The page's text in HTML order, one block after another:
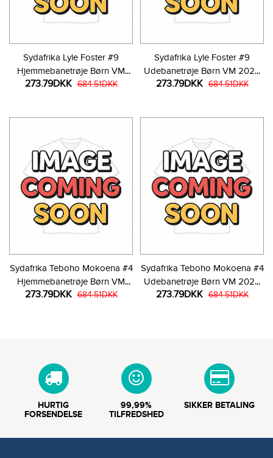
Sydafrika Lyle Foster #9
Hjemmebanetrøje Børn VM
2026 Kortærmet (+ Korte
273.79DKK 684.51DKK
Sydafrika Lyle Foster #9
Udebanetrøje Børn VM 2026
Kortærmet (+ Korte bukser)
273.79DKK 684.51DKK
Sydafrika Teboho Mokoena #4
Hjemmebanetrøje Børn VM
2026 Kortærmet (+ Korte
273.79DKK 684.51DKK
Sydafrika Teboho Mokoena #4
Udebanetrøje Børn VM 2026
Kortærmet (+ Korte bukser)
273.79DKK 684.51DKK
HURTIG
FORSENDELSE
99,99%
TILFREDSHED
SIKKER BETALING